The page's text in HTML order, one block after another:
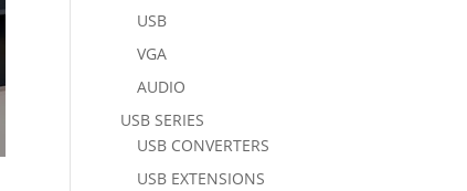
USB
VGA
AUDIO
USB SERIES
USB CONVERTERS
USB EXTENSIONS